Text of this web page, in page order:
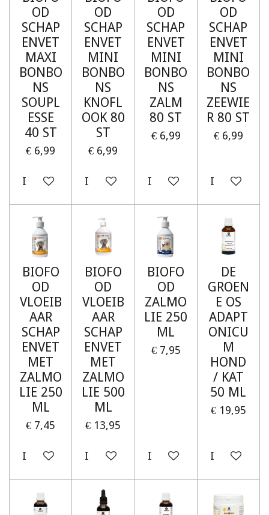
OD
SCHAP
ENVET
MAXI
BONBO
NS
SOUPL
ESSE
40 ST
€ 6,99
In winkelwagen
OD
SCHAP
ENVET
MINI
BONBO
NS
KNOFL
OOK 80
ST
€ 6,99
In winkelwagen
OD
SCHAP
ENVET
MINI
BONBO
NS
ZALM
80 ST
€ 6,99
In winkelwagen
OD
SCHAP
ENVET
MINI
BONBO
NS
ZEEWIE
R 80 ST
€ 6,99
In
BIOFO
OD
VLOEIB
AAR
SCHAP
ENVET
MET
ZALMO
LIE 250
ML
€ 7,45
In winkelwagen
BIOFO
OD
VLOEIB
AAR
SCHAP
ENVET
MET
ZALMO
LIE 500
ML
€ 13,95
In winkelwagen
BIOFO
OD
ZALMO
LIE 250
ML
€ 7,95
In winkelwagen
DE
GROEN
E OS
ADAPT
ONICU
M
HOND
/ KAT
50 ML
€ 19,95
In